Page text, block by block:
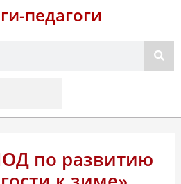
педагоги
по развитию